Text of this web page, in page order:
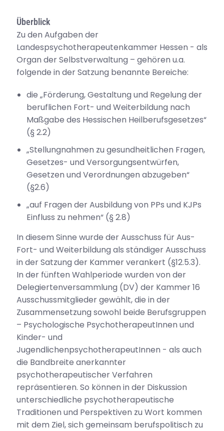
Überblick
Zu den Aufgaben der
Landespsychotherapeutenkammer Hessen - als
Organ der Selbstverwaltung – gehören u.a.
folgende in der Satzung benannte Bereiche:
die „Förderung, Gestaltung und Regelung der
beruflichen Fort- und Weiterbildung nach
Maßgabe des Hessischen Heilberufsgesetzes“
(§ 2.2)
„Stellungnahmen zu gesundheitlichen Fragen,
Gesetzes- und Versorgungsentwürfen,
Gesetzen und Verordnungen abzugeben“
(§2.6)
„auf Fragen der Ausbildung von PPs und KJPs
Einfluss zu nehmen“ (§ 2.8)
In diesem Sinne wurde der Ausschuss für Aus-
Fort- und Weiterbildung als ständiger Ausschuss
in der Satzung der Kammer verankert (§12.5.3).
In der fünften Wahlperiode wurden von der
Delegiertenversammlung (DV) der Kammer 16
Ausschussmitglieder gewählt, die in der
Zusammensetzung sowohl beide Berufsgruppen
– Psychologische PsychotherapeutInnen und
Kinder- und
JugendlichenpsychotherapeutInnen - als auch
die Bandbreite anerkannter
psychotherapeutischer Verfahren
repräsentieren. So können in der Diskussion
unterschiedliche psychotherapeutische
Traditionen und Perspektiven zu Wort kommen
mit dem Ziel, sich gemeinsam berufspolitisch zu